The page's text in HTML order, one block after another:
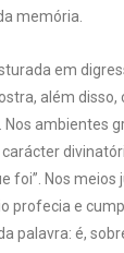
memória.
em
além disso,
ambientes
foi”. Nos
profecia e
palavra: é,